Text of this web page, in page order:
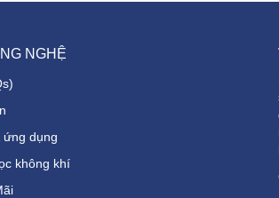
NGHỆ
ứng dụng
không khí